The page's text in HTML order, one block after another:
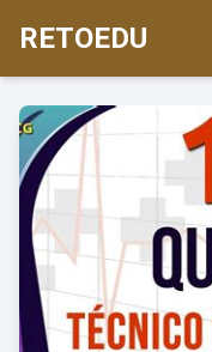
RETOEDU